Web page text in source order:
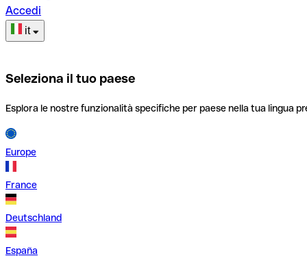
Accedi
it
Seleziona il tuo paese
Esplora le nostre funzionalità specifiche per paese nella tua lingua
Europe
France
Deutschland
España